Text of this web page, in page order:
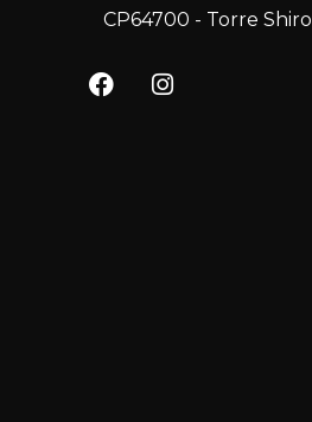
CP64700 - Torre Shiro